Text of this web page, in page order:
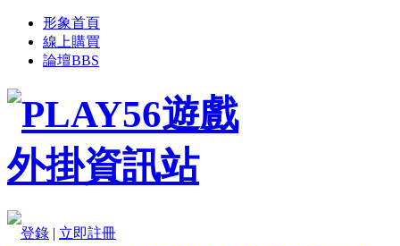
形象首頁
線上購買
論壇BBS
登錄 | 立即註冊